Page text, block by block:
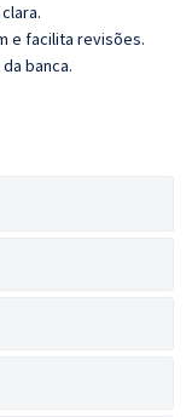
e facilita revisões.
banca.